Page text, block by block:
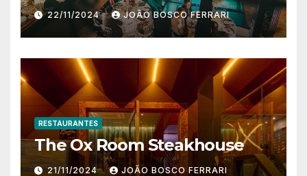
22/11/2024 JOÃO BOSCO FERRARI
RESTAURANTES
The Ox Room Steakhouse
21/11/2024 JOÃO BOSCO FERRARI